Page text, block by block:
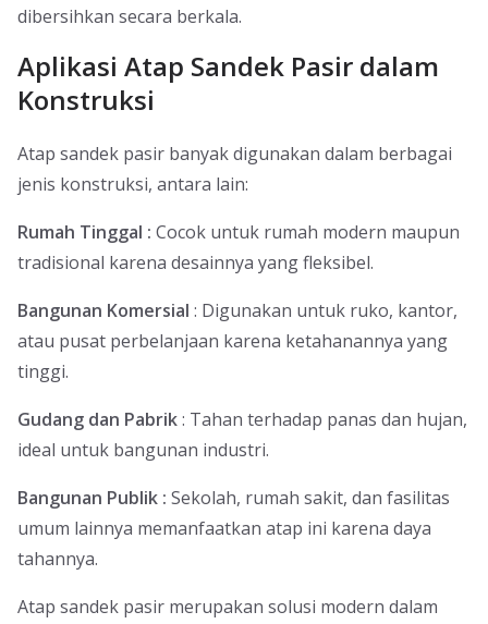
dibersihkan secara berkala.
Aplikasi Atap Sandek Pasir dalam
Konstruksi
Atap sandek pasir banyak digunakan dalam berbagai
jenis konstruksi, antara lain:
Rumah Tinggal : Cocok untuk rumah modern maupun
tradisional karena desainnya yang fleksibel.
Bangunan Komersial : Digunakan untuk ruko, kantor,
atau pusat perbelanjaan karena ketahanannya yang
tinggi.
Gudang dan Pabrik: Tahan terhadap panas dan hujan,
ideal untuk bangunan industri.
Bangunan Publik : Sekolah, rumah sakit, dan fasilitas
umum lainnya memanfaatkan atap ini karena daya
tahannya.
Atap sandek pasir merupakan solusi modern dalam